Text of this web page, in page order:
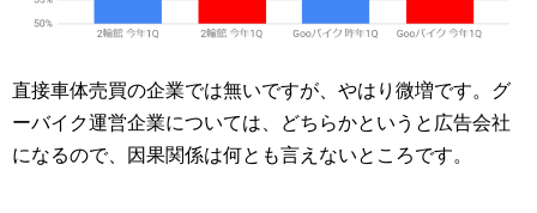
直接車体売買の企業では無いですが、やはり微増です。グ
ーバイク運営企業については、どちらかというと広告会社
になるので、因果関係は何とも言えないところです。